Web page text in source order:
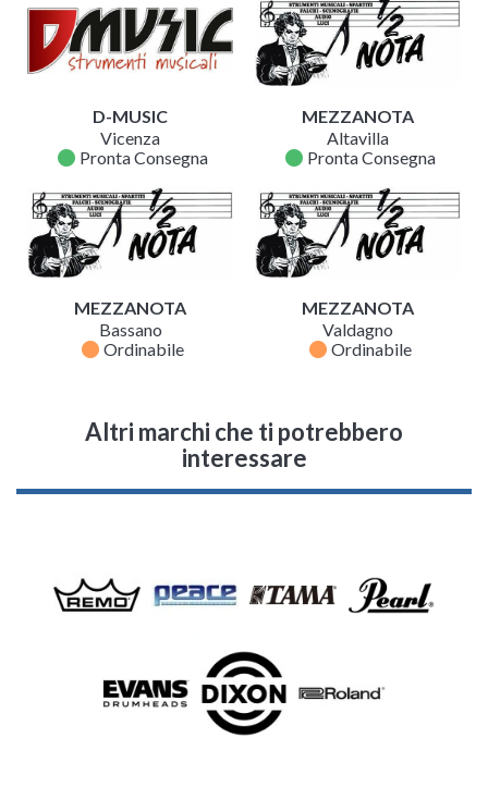
D-MUSIC
Vicenza
fiber_manual_record Pronta Consegna
MEZZANOTA
Altavilla
fiber_manual_record Pronta Consegna
MEZZANOTA
Bassano
fiber_manual_record Ordinabile
MEZZANOTA
Valdagno
fiber_manual_record Ordinabile
Altri marchi che ti potrebbero
interessare